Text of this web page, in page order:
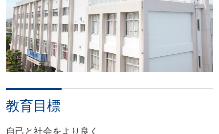
教育目標
自己と社会をより良く